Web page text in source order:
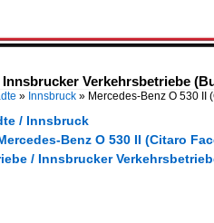
Verkehrsbetriebe
» Innsbruck » Mercedes-Benz O 530 II
/ Innsbruck
Benz O 530 II (Citaro
/ Innsbrucker